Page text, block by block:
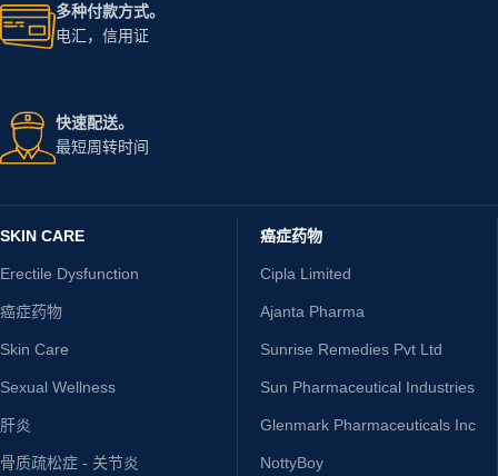
多种付款方式。
电汇，信用证
快速配送。
最短周转时间
SKIN CARE
Erectile Dysfunction
癌症药物
Skin Care
Sexual Wellness
肝炎
骨质疏松症 - 关节炎
癌症药物
Cipla Limited
Ajanta Pharma
Sunrise Remedies Pvt Ltd
Sun Pharmaceutical Industries
Glenmark Pharmaceuticals Inc
NottyBoy